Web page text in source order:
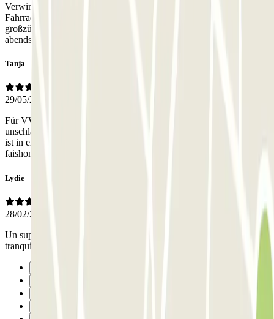
Verwinkelte Einfahrt, aber groß genug für Familienbus mit
Fahrradträger auf Anhängerkupplung. Innen drin sehr geräumig mit
großzügigen Parkbuchten und Platz zum Rangieren. Öffnungszeiten
abends recht knapp, kein Zugang am Wochenende.
Tanja
29/05/2026
Für VW T5 hoch genug, aber eine enge Einfahrt ! Der Preis ist
unschlagbar. Die Mitarbeiter sind sehr freundlich. Das „Parkhaus“
ist in einem Hinterhof mit einer dazugehörigen Autowerkstatt. Old-
faishoned, mit Charme aus den 60ern. Nahe Metro/Bus.
Lydie
28/02/2026
Un super accueil, nous avons laissé notre véhicule en toute
tranquillité… du coup notre séjour c’est passé très sereinement.